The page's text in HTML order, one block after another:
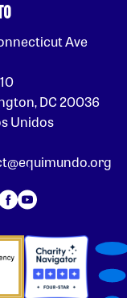
Ave
DC 20036
Unidos